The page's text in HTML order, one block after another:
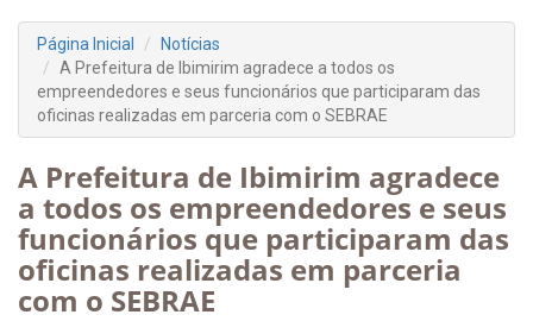
Página Inicial
Notícias
A Prefeitura de Ibimirim agradece a todos os
empreendedores e seus funcionários que participaram das
oficinas realizadas em parceria com o SEBRAE
A Prefeitura de Ibimirim agradece
a todos os empreendedores e seus
funcionários que participaram das
oficinas realizadas em parceria
com o SEBRAE